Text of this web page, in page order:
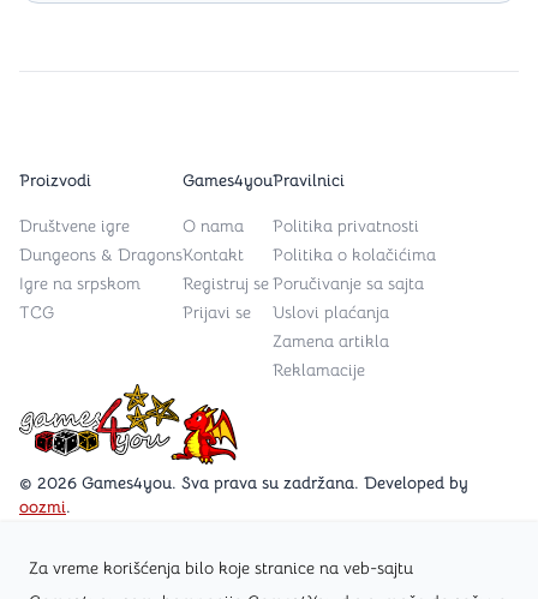
Za vreme korišćenja bilo koje stranice na veb-sajtu
Games4you logo
© 2026 Games4you. Sva prava su zadržana. Developed by
oozmi.
Posetite Facebook stranicu /Games4you.rs
Proizvodi
Društvene igre
Dungeons & Dragons
Igre na srpskom
TCG
Games4you
O nama
Kontakt
Registruj se
Prijavi se
Pravilnici
Politika privatnosti
Politika o kolačićima
Poručivanje sa sajta
Uslovi plaćanja
Zamena artikla
Reklamacije